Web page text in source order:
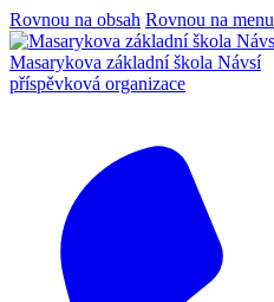
Rovnou na obsah Rovnou na menu
Masarykova základní škola Návsí
příspěvková organizace